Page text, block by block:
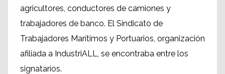
agricultores, conductores de camiones y
trabajadores de banco. El Sindicato de
Trabajadores Marítimos y Portuarios, organización
afiliada a IndustriALL, se encontraba entre los
signatarios.